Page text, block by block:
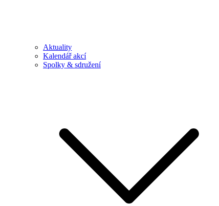
Aktuality
Kalendář akcí
Spolky & sdružení